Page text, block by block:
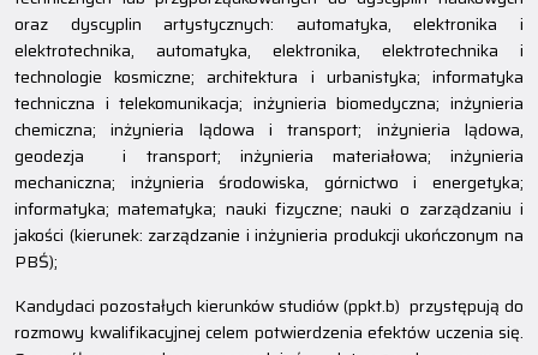
oraz dyscyplin artystycznych: automatyka, elektronika i
elektrotechnika, automatyka, elektronika, elektrotechnika i
technologie kosmiczne; architektura i urbanistyka; informatyka
techniczna i telekomunikacja; inżynieria biomedyczna; inżynieria
chemiczna; inżynieria lądowa i transport; inżynieria lądowa,
geodezja i transport; inżynieria materiałowa; inżynieria
mechaniczna; inżynieria środowiska, górnictwo i energetyka;
informatyka; matematyka; nauki fizyczne; nauki o zarządzaniu i
jakości (kierunek: zarządzanie i inżynieria produkcji ukończonym na
PBŚ);
Kandydaci pozostałych kierunków studiów (ppkt.b) przystępują do
rozmowy kwalifikacyjnej celem potwierdzenia efektów uczenia się.